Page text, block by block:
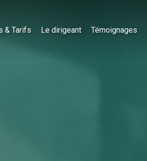
& Tarifs Le dirigeant Témoignages